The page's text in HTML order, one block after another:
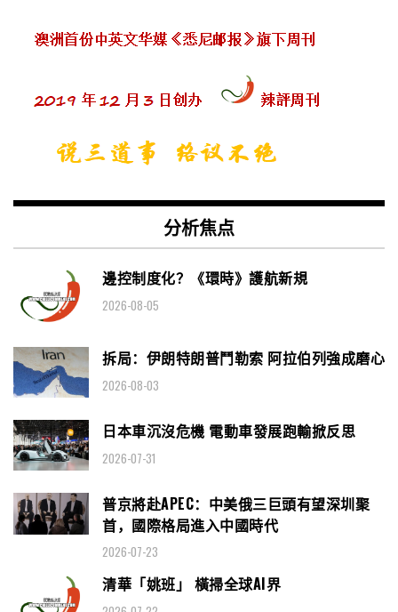
分析焦点
邊控制度化？《環時》護航新規
2026-08-05
拆局：伊朗特朗普鬥勒索 阿拉伯列強成磨心
2026-08-03
日本車沉沒危機 電動車發展跑輸掀反思
2026-07-31
普京將赴APEC：中美俄三巨頭有望深圳聚
首，國際格局進入中國時代
2026-07-23
清華「姚班」 橫掃全球AI界